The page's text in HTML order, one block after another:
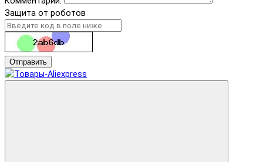
Защита от роботов
Отправить